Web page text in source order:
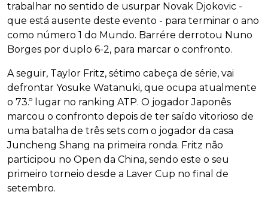
trabalhar no sentido de usurpar Novak Djokovic -
que está ausente deste evento - para terminar o ano
como número 1 do Mundo. Barrére derrotou Nuno
Borges por duplo 6-2, para marcar o confronto.
A seguir, Taylor Fritz, sétimo cabeça de série, vai
defrontar Yosuke Watanuki, que ocupa atualmente
o 73.º lugar no ranking ATP. O jogador Japonês
marcou o confronto depois de ter saído vitorioso de
uma batalha de três sets com o jogador da casa
Juncheng Shang na primeira ronda. Fritz não
participou no Open da China, sendo este o seu
primeiro torneio desde a Laver Cup no final de
setembro.